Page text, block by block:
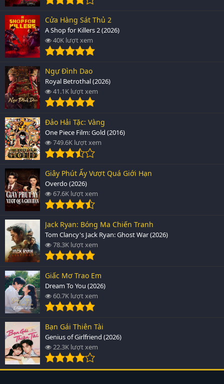
Cửa Hàng Sát Thủ 2
A Shop for Killers 2 (2026)
40K lượt xem
Ngự Đình Dao
Royal Betrothal (2026)
41.1K lượt xem
Đảo Hải Tặc: Vàng
One Piece Film: Gold (2016)
749.6K lượt xem
Giây Phút Ấy Vượt Quá Giới Hạn
Overdo (2026)
67.6K lượt xem
Jack Ryan: Bóng Ma Chiến Tranh
Tom Clancy's Jack Ryan: Ghost War (2026)
78.3K lượt xem
Giấc Mơ Trao Em
Dream To You (2026)
60.7K lượt xem
Bạn Gái Thiên Tài
Genius of Girlfriend (2026)
22.3K lượt xem